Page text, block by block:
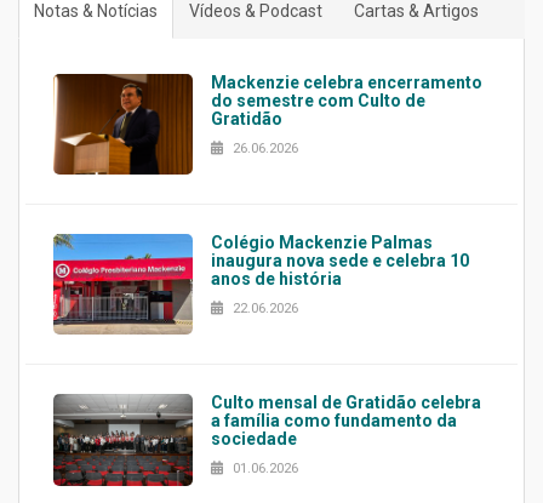
Notas & Notícias Vídeos & Podcast Cartas & Artigos
Mackenzie celebra encerramento
do semestre com Culto de
Gratidão
26.06.2026
Colégio Mackenzie Palmas
inaugura nova sede e celebra 10
anos de história
22.06.2026
Culto mensal de Gratidão celebra
a família como fundamento da
sociedade
01.06.2026